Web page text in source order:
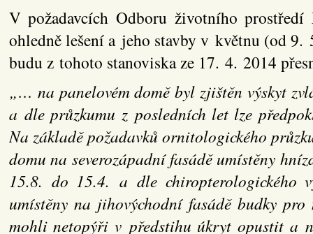
V požadavcích Odboru životního
ohledně lešení a jeho stavby v květnu (od
budu z tohoto stanoviska ze 17. 4. 2014
„… na panelovém domě byl zjištěn výskyt
a dle průzkumu z posledních let lze
Na základě požadavků ornitologického
domu na severozápadní fasádě umístěny
15.8. do 15.4. a dle chiropterologického
umístěny na jihovýchodní fasádě budky
mohli netopýři v předstihu úkryt opustit a